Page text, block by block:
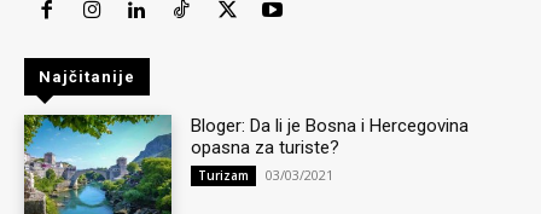
Najčitanije
Bloger: Da li je Bosna i Hercegovina
opasna za turiste?
Turizam 03/03/2021